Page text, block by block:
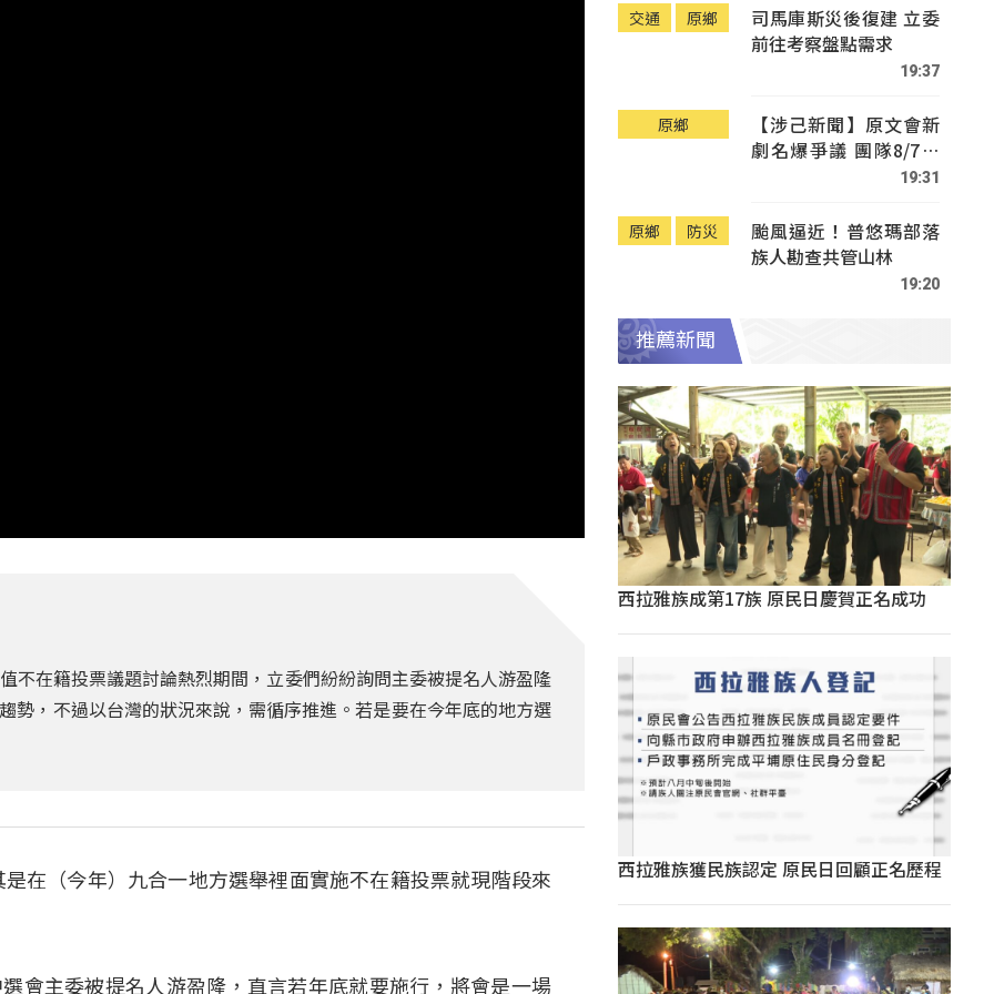
不在籍投票議題討論熱烈期間，立委們紛紛詢問主委被提名人游盈隆
勢，不過以台灣的狀況來說，需循序推進。若是要在今年底的地方選
在（今年）九合一地方選舉裡面實施不在籍投票就現階段來
會主委被提名人游盈隆，直言若年底就要施行，將會是一場
交通 原鄉
司馬庫斯災後復建 立委
前往考察盤點需求
19:37
原鄉
【涉己新聞】原文會新
劇名爆爭議 團隊8/7赴
19:31
原鄉 防災
颱風逼近！普悠瑪部落
族人勘查共管山林
19:20
推薦新聞
西拉雅族成第17族 原民日慶賀正名成功
西拉雅族獲民族認定 原民日回顧正名歷程